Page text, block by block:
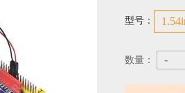
型号：
数量： -